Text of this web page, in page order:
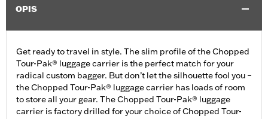
OPIS
Get ready to travel in style. The slim profile of the Chopped
Tour-Pak® luggage carrier is the perfect match for your
radical custom bagger. But don’t let the silhouette fool you –
the Chopped Tour-Pak® luggage carrier has loads of room
to store all your gear. The Chopped Tour-Pak® luggage
carrier is factory drilled for your choice of Chopped Tour-